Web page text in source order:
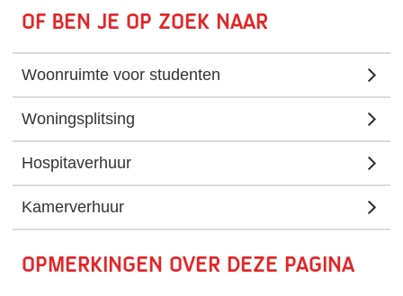
Of ben je op zoek naar
Woonruimte voor studenten
Woningsplitsing
Hospitaverhuur
Kamerverhuur
Opmerkingen over deze pagina